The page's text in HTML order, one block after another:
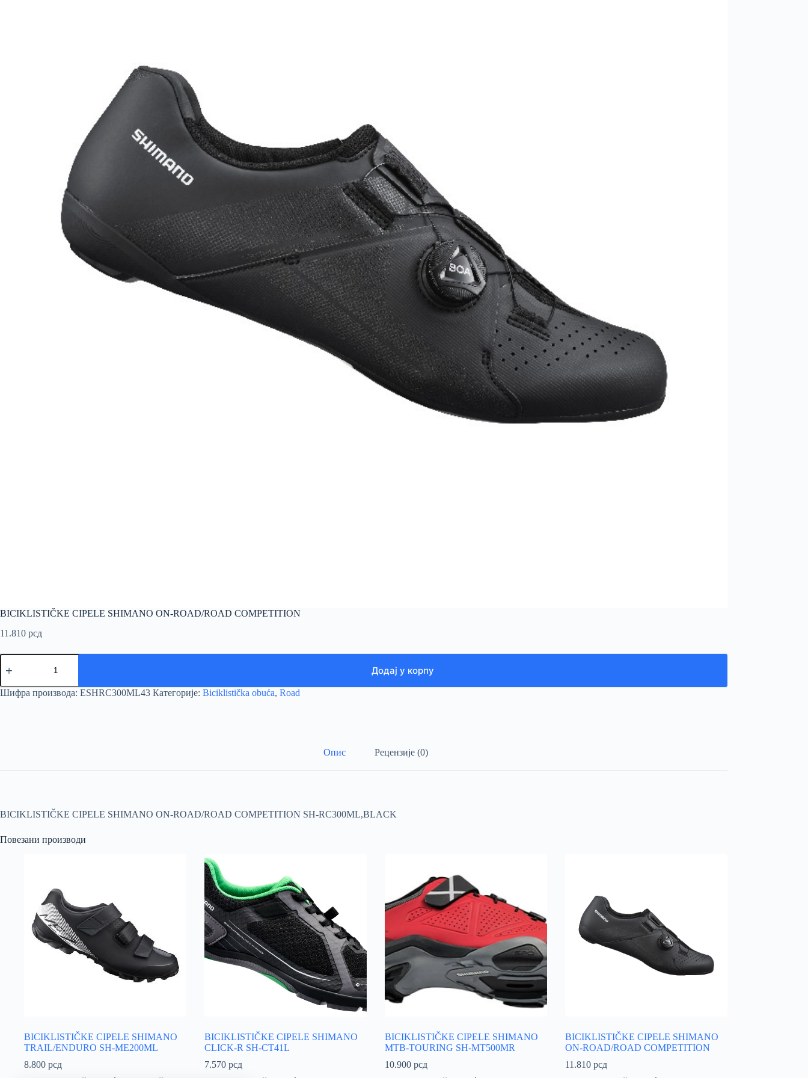
BICIKLISTIČKE CIPELE SHIMANO ON-ROAD/ROAD COMPETITION
11.810 рсд
BICIKLISTIČKE
CIPELE
ON-
ROAD/ROAD
Додај у корпу
Шифра производа: ESHRC300ML43 Категорије: Biciklistička obuća, Road
Опис Рецензије (0)
BICIKLISTIČKE CIPELE SHIMANO ON-ROAD/ROAD COMPETITION SH-RC300ML,BLACK
Повезани производи
BICIKLISTIČKE CIPELE SHIMANO
TRAIL/ENDURO SH-ME200ML
8.800 рсд
BICIKLISTIČKE CIPELE SHIMANO
CLICK-R SH-CT41L
7.570 рсд
BICIKLISTIČKE CIPELE SHIMANO
MTB-TOURING SH-MT500MR
10.900 рсд
BICIKLISTIČKE CIPELE SHIMANO
ON-ROAD/ROAD COMPETITION
11.810 рсд